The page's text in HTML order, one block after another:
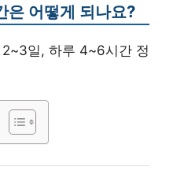
은 어떻게 되나요?
일, 하루 4~6시간 정